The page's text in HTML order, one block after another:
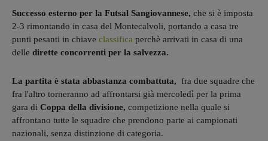
Successo esterno per la Futsal Sangiovannese, che si è imposta
2-3 rimontando in casa del Montecalvoli, portando a casa tre
punti pesanti in chiave classifica perchè arrivati in casa di una
delle dirette concorrenti per la salvezza.
La partita è stata abbastanza combattuta, fra due squadre che
fra l'altro torneranno ad affrontarsi già mercoledì per la prima
gara di Coppa della divisione, competizione nella quale si
affrontano tutte le squadre che prendono parte ai campionati
nazionali, senza distinzione di categoria.